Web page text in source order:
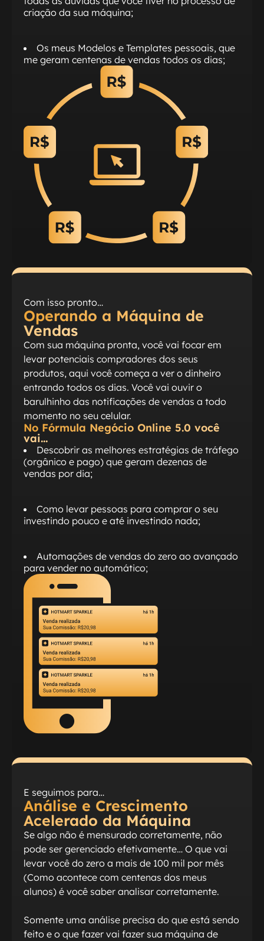
criação da sua máquina;
Os meus Modelos e Templates pessoais, que
me geram centenas de vendas todos os dias;
Com isso pronto…
Operando a Máquina de
Vendas
Com sua máquina pronta, você vai focar em
levar potenciais compradores dos seus
produtos, aqui você começa a ver o dinheiro
entrando todos os dias. Você vai ouvir o
barulhinho das notificações de vendas a todo
momento no seu celular.
No Fórmula Negócio Online 5.0 você
vai…
Descobrir as melhores estratégias de tráfego
(orgânico e pago) que geram dezenas de
vendas por dia;
Como levar pessoas para comprar o seu
investindo pouco e até investindo nada;
Automações de vendas do zero ao avançado
para vender no automático;
E seguimos para…
Análise e Crescimento
Acelerado da Máquina
Se algo não é mensurado corretamente, não
pode ser gerenciado efetivamente… O que vai
levar você do zero a mais de 100 mil por mês
(Como acontece com centenas dos meus
alunos) é você saber analisar corretamente.
Somente uma análise precisa do que está sendo
feito e o que fazer vai fazer sua máquina de